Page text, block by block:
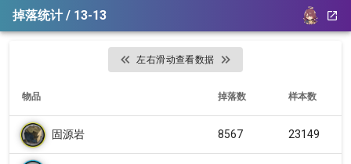
掉落统计 / 13-13
左右滑动查看数据
物品 掉落数 样本数
固源岩 8567 23149